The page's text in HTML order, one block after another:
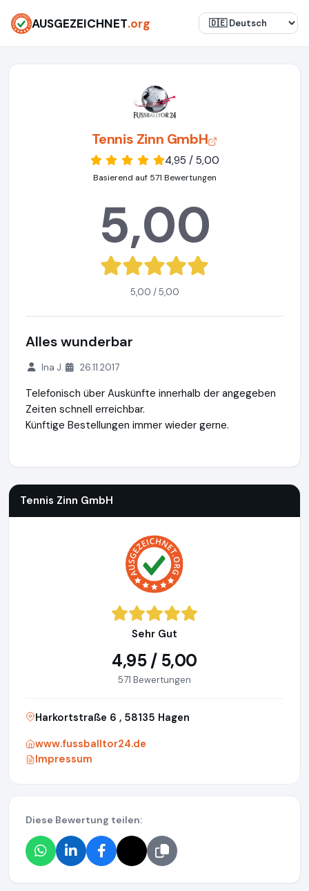
AUSGEZEICHNET.org
Tennis Zinn GmbH
4,95 / 5,00
Basierend auf 571 Bewertungen
5,00
5,00 / 5,00
Alles wunderbar
Ina J. 26.11.2017
Telefonisch über Auskünfte innerhalb der angegeben
Zeiten schnell erreichbar.
Künftige Bestellungen immer wieder gerne.
Tennis Zinn GmbH
Sehr Gut
4,95 / 5,00
571 Bewertungen
Harkortstraße 6 , 58135 Hagen
www.fussballtor24.de
Impressum
Diese Bewertung teilen: